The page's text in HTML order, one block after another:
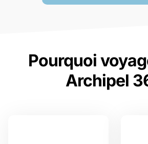
Pourquoi
Archipel